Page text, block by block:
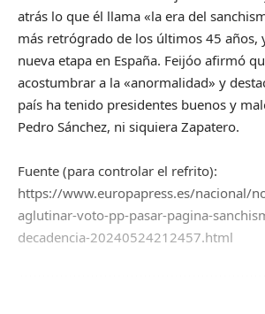
atrás lo que él llama «la era del
más retrógrado de los últimos 45 años,
nueva etapa en España. Feijóo afirmó
acostumbrar a la «anormalidad» y
país ha tenido presidentes buenos y
Pedro Sánchez, ni siquiera Zapatero.
Fuente (para controlar el refrito):
https://www.europapress.es/nacional/
aglutinar-voto-pp-pasar-pagina-
decadencia-20240524212457.html